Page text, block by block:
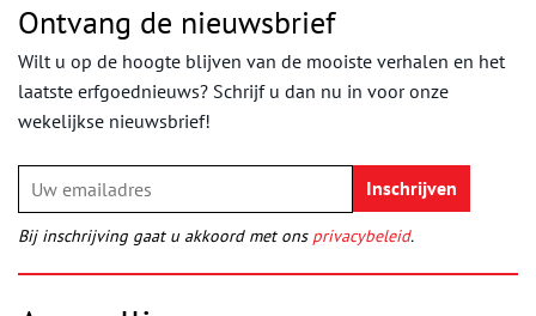
Ontvang de nieuwsbrief
Wilt u op de hoogte blijven van de mooiste verhalen en het
laatste erfgoednieuws? Schrijf u dan nu in voor onze
wekelijkse nieuwsbrief!
Bij inschrijving gaat u akkoord met ons privacybeleid.